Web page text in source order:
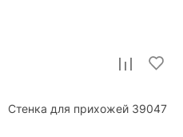
Стенка для прихожей 39047